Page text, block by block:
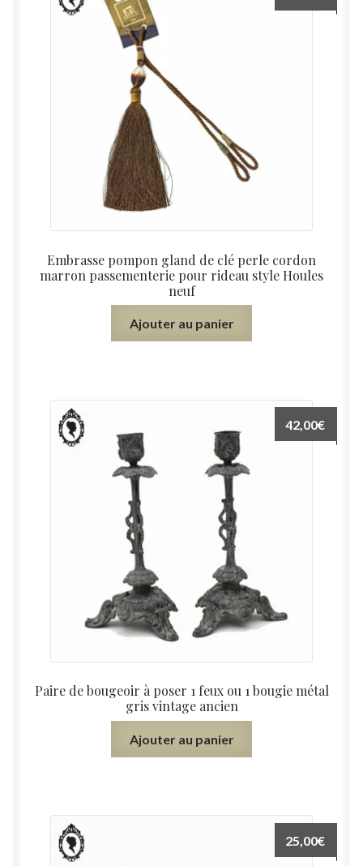
Embrasse pompon gland de clé perle cordon
marron passementerie pour rideau style Houles
neuf
Ajouter au panier
Paire de bougeoir à poser 1 feux ou 1 bougie métal
gris vintage ancien
42,00€
Ajouter au panier
25,00€